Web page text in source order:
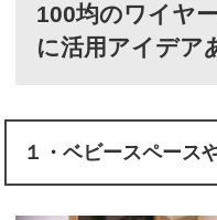
100均のワイヤ
に活用アイデア
１・ベビースペース